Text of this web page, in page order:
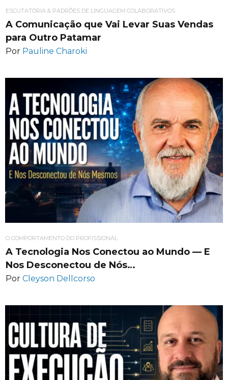
ESCUTATÓRIA & PADRÕES DE LINGUAGEM COLABORATIVOS
A Comunicação que Vai Levar Suas Vendas
para Outro Patamar
Por Pauline Charoki
O COMPORTAMENTO DO PROFISSIONAL
A Tecnologia Nos Conectou ao Mundo — E
Nos Desconectou de Nós…
Por Cleyson Dellcorso